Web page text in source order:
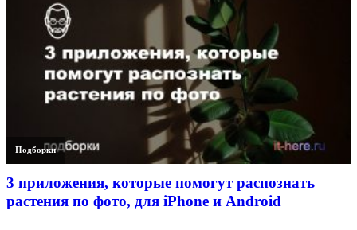
Подборки
3 приложения, которые помогут распознать
растения по фото, для iPhone и Android